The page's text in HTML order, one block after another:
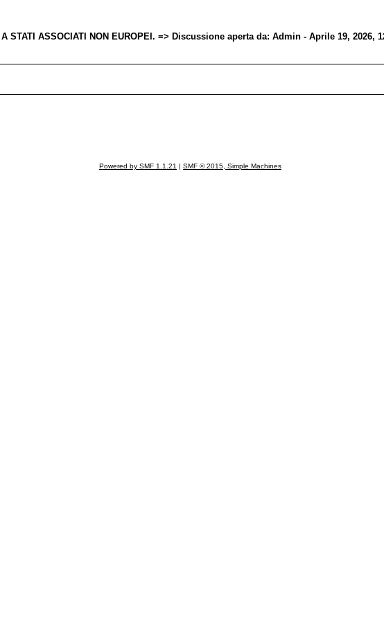
STATI ASSOCIATI NON EUROPEI. => Discussione aperta da: Admin - Aprile 19, 2026,
Powered by SMF 1.1.21 | SMF © 2015, Simple Machines